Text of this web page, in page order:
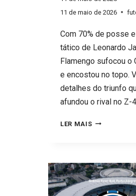
11 de maio de 2026
Com 70% de posse
tático de Leonardo
Flamengo sufocou o
e encostou no topo.
detalhes do triunfo
afundou o rival no Z-
LER MAISGRÊMIO
DOMÍNIO
RUBRO-
NEGRO